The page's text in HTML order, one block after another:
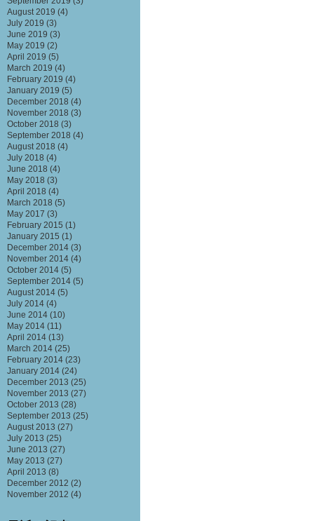
August 2019 (4)
July 2019 (3)
June 2019 (3)
May 2019 (2)
April 2019 (5)
March 2019 (4)
February 2019 (4)
January 2019 (5)
December 2018 (4)
November 2018 (3)
October 2018 (3)
September 2018 (4)
August 2018 (4)
July 2018 (4)
June 2018 (4)
May 2018 (3)
April 2018 (4)
March 2018 (5)
May 2017 (3)
February 2015 (1)
January 2015 (1)
December 2014 (3)
November 2014 (4)
October 2014 (5)
September 2014 (5)
August 2014 (5)
July 2014 (4)
June 2014 (10)
May 2014 (11)
April 2014 (13)
March 2014 (25)
February 2014 (23)
January 2014 (24)
December 2013 (25)
November 2013 (27)
October 2013 (28)
September 2013 (25)
August 2013 (27)
July 2013 (25)
June 2013 (27)
May 2013 (27)
April 2013 (8)
December 2012 (2)
November 2012 (4)